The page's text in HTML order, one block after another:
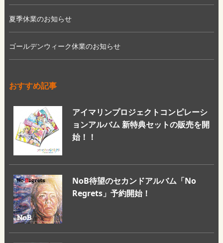
夏季休業のお知らせ
ゴールデンウィーク休業のお知らせ
おすすめ記事
アイマリンプロジェクトコンピレーシ
ョンアルバム 新特典セットの販売を開
始！！
NoB待望のセカンドアルバム「No
Regrets」予約開始！